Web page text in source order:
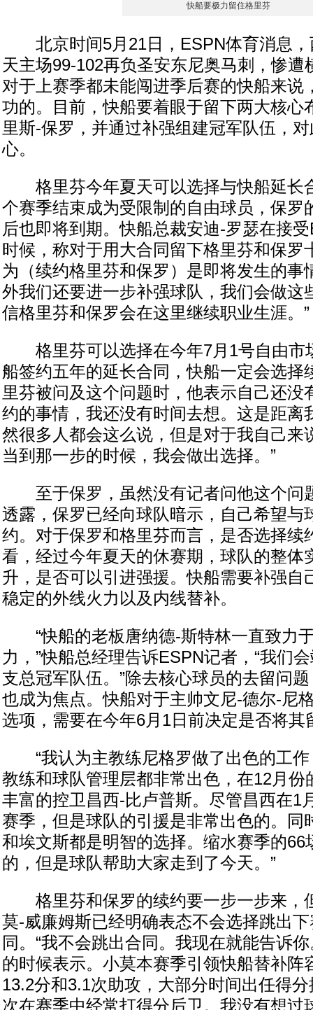
快船要极力留住格里芬
北京时间5月21日，ESPN体育消息，
天主场99-102再负圣安东尼奥马刺，惨遭
对于上赛季都未能闯进季后赛的快船来说
功的。目前，快船要着眼于留下两大核心
里斯-保罗，并通过补强组建冠军队伍，
心。
格里芬今年夏天可以选择与快船延长
个赛季结束成为受限制的自由球员，保罗
后也即将到期。快船总裁安迪-罗瑟在接
时候，称对于用大合同留下格里芬和保罗
为（续约格里芬和保罗）是即将发生的事
外我们还要进一步补强球队，我们会做这
信格里芬和保罗会在这里继续职业生涯。”
格里芬可以选择在今年7月1号自由市
船签约五年的延长合同，快船一定会选择
里芬被问及这个问题时，他表示自己还没
约的事情，我还没有时间去想。这是距离
然很多人都会这么说，但是对于我自己来
当到那一步的时候，我会做出选择。”
至于保罗，虽然没有记者问他这个问
透露，保罗已经向球队暗示，自己希望与
约。对于保罗和格里芬而言，是否选择续
看，经过今年夏天的休赛期，球队的整体
升，是否可以引进强援。快船需要补强自
稳定的外线火力以及内线替补。
“快船的老板唐纳德-斯特林一直致力
力，”快船总经理告诉ESPN记者，“我们
支总冠军队伍。”除去核心球员的去留问
也成为焦点。快船对于主帅文尼-德尔-尼
选项，需要在今年6月1日前决定是否将其
“我认为主教练尼格罗做了出色的工作
教练和球队管理层都非常出色，在12月份
丰富的控卫昌西-比卢普斯。尽管昌西在1
赛季，但是球队的引援是非常出色的。同
和埃文斯都是明智的选择。缩水赛季的66
的，但是球队帮助大家走到了今天。”
格里芬和保罗的续约要一步一步来，
莫-威廉姆斯已经明确表态不会选择跳出
同。“我不会跳出合同。我现在就能告诉
的时候表示。小莫本赛季引领快船替补阵
13.2分和3.1次助攻，大部分时间出任得
次在赛季中经常打得分后卫。我没有想过